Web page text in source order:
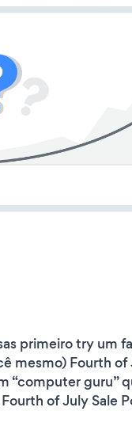
primeiro try um
mesmo) Fourth of
“computer guru”
of July Sale